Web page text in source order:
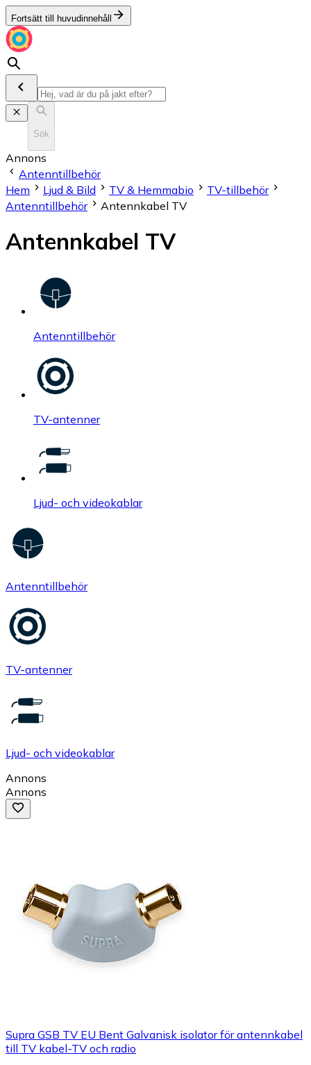
Fortsätt till huvudinnehåll
Sök
Annons
Antenntillbehör
Hem
Ljud & Bild TV & Hemmabio
TV-tillbehör
Antenntillbehör
Antennkabel TV
Antennkabel TV
Antenntillbehör
TV-antenner
Ljud- och videokablar
Antenntillbehör
TV-antenner
Ljud- och videokablar
Annons
Annons
Supra GSB TV EU Bent Galvanisk isolator för antennkabel
till TV kabel-TV och radio